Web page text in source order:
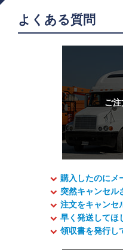
よくある質問
購入したのにメ
突然キャンセル
注文をキャンセ
早く発送してほ
領収書を発行し